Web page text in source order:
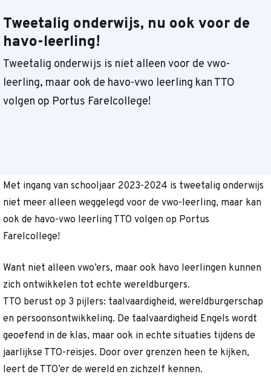
Tweetalig onderwijs, nu ook voor de
havo-leerling!
Tweetalig onderwijs is niet alleen voor de vwo-
leerling, maar ook de havo-vwo leerling kan TTO
volgen op Portus Farelcollege!
Met ingang van schooljaar 2023-2024 is tweetalig onderwijs
niet meer alleen weggelegd voor de vwo-leerling, maar kan
ook de havo-vwo leerling TTO volgen op Portus
Farelcollege!
Want niet alleen vwo’ers, maar ook havo leerlingen kunnen
zich ontwikkelen tot echte wereldburgers.
TTO berust op 3 pijlers: taalvaardigheid, wereldburgerschap
en persoonsontwikkeling. De taalvaardigheid Engels wordt
geoefend in de klas, maar ook in echte situaties tijdens de
jaarlijkse TTO-reisjes. Door over grenzen heen te kijken,
leert de TTO’er de wereld en zichzelf kennen.